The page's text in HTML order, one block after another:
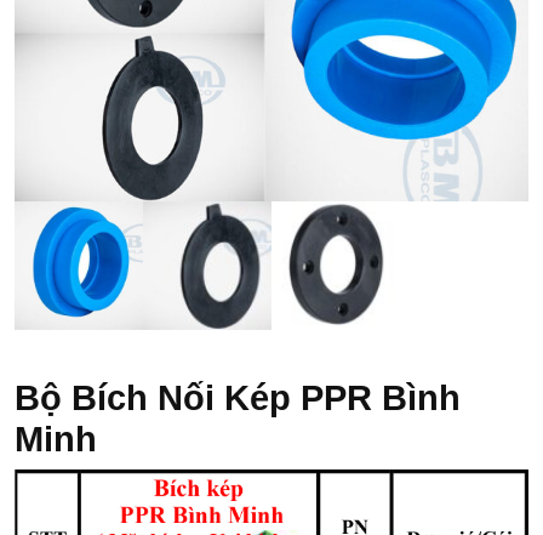
Bộ Bích Nối Kép PPR Bình
Minh